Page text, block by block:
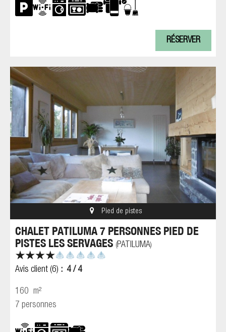
RÉSERVER
Pied de pistes
CHALET PATILUMA 7 PERSONNES PIED DE
PISTES LES SERVAGES (PATILUMA)
Avis client (6) 4 / 4
160 m²
7 personnes